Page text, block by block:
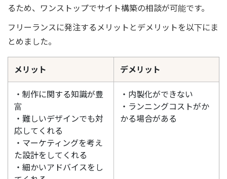
るため、ワンストップでサイト構築の相談が可能です。
フリーランスに発注するメリットとデメリットを以下にま
とめました。
メリット デメリット
・制作に関する知識が豊
富
・難しいデザインでも対
応してくれる
・マーケティングを考え
た設計をしてくれる
・細かいアドバイスをし
・内製化ができない
・ランニングコストがか
かる場合がある